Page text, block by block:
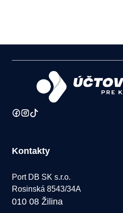
Kontakty
Port DB SK s.r.o.
Rosinská 8543/34A
010 08 Žilina